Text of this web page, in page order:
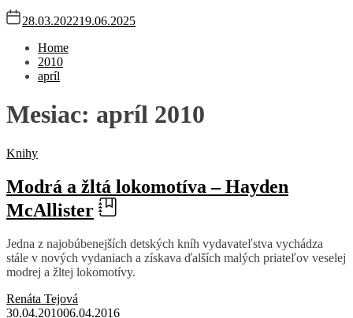
28.03.202219.06.2025
Home
2010
apríl
Mesiac: apríl 2010
Knihy
Modrá a žltá lokomotíva – Hayden
McAllister
Jedna z najobúbenejších detských kníh vydavateľstva vychádza
stále v nových vydaniach a získava ďalších malých priateľov veselej
modrej a žltej lokomotívy.
Renáta Tejová
30.04.201006.04.2016